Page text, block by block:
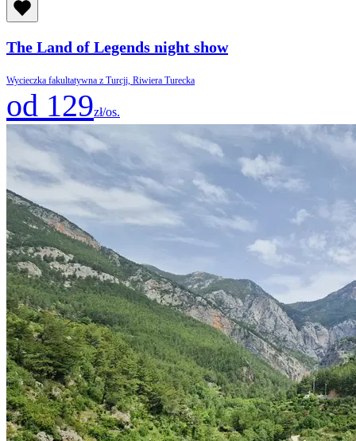
The Land of Legends night show
Wycieczka fakultatywna z Turcji, Riwiera Turecka
od 129zł/os.